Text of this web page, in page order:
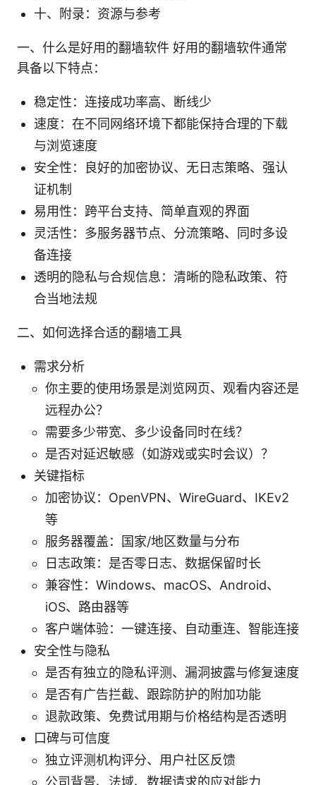
十、附录：资源与参考
一、什么是好用的翻墙软件 好用的翻墙软件通常
具备以下特点：
稳定性：连接成功率高、断线少
速度：在不同网络环境下都能保持合理的下载
与浏览速度
安全性：良好的加密协议、无日志策略、强认
证机制
易用性：跨平台支持、简单直观的界面
灵活性：多服务器节点、分流策略、同时多设
备连接
透明的隐私与合规信息：清晰的隐私政策、符
合当地法规
二、如何选择合适的翻墙工具
需求分析
你主要的使用场景是浏览网页、观看内容还是
远程办公？
需要多少带宽、多少设备同时在线？
是否对延迟敏感（如游戏或实时会议）？
关键指标
加密协议：OpenVPN、WireGuard、IKEv2
等
服务器覆盖：国家/地区数量与分布
日志政策：是否零日志、数据保留时长
兼容性：Windows、macOS、Android、
iOS、路由器等
客户端体验：一键连接、自动重连、智能连接
安全性与隐私
是否有独立的隐私评测、漏洞披露与修复速度
是否有广告拦截、跟踪防护的附加功能
退款政策、免费试用期与价格结构是否透明
口碑与可信度
独立评测机构评分、用户社区反馈
公司背景、法域、数据请求的应对能力